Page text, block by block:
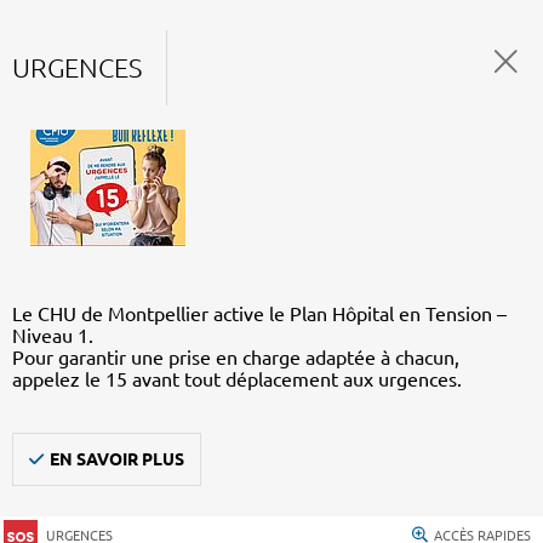
URGENCES
Le CHU de Montpellier active le Plan Hôpital en Tension –
Niveau 1.
Pour garantir une prise en charge adaptée à chacun,
appelez le 15 avant tout déplacement aux urgences.
EN SAVOIR PLUS
URGENCES ACCÈS RAPIDES